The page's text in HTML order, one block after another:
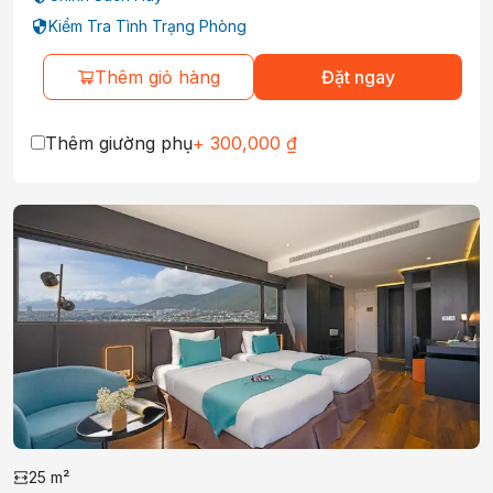
chăm sóc sức khỏe chuyên sâu tại khu Spa
cao cấp, duy trì vóc dáng tại phòng Gym hiện
đại và thưởng thức bữa tiệc ẩm thực Á - Âu
tinh tế tại nhà hàng buffet sang trọng. Sự đón
viên cam kết mang đến một kỳ nghỉ trọn vẹn
Đặt phòng khách sạnThe Code Hotel & Spa Da
Nang
ngay hôm nay trên Tecotripđể nhận mức
giá ưu đãi nhất!
Kiểm Tra Tình Trạng Phòng
Thêm giỏ hàng Đặt ngay
Thêm giường phụ+ 300,000 ₫
25 m²